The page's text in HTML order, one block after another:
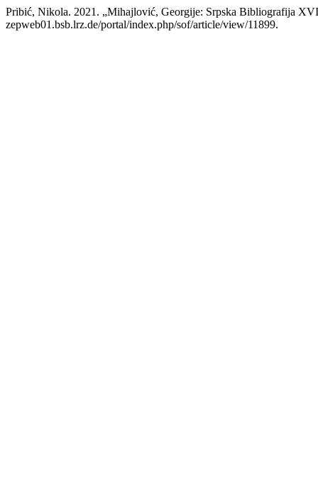
Pribić, Nikola. 2021. „Mihajlović, Georgije: Srpska Bibliografija
zepweb01.bsb.lrz.de/portal/index.php/sof/article/view/11899.